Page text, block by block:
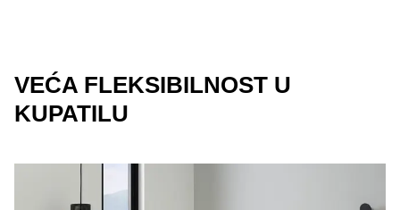
VEĆA FLEKSIBILNOST U
KUPATILU